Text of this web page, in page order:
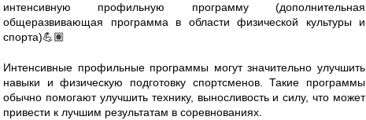
интенсивную профильную программу (дополнительная
общеразвивающая программа в области физической культуры и
спорта)💪🏽
Интенсивные профильные программы могут значительно улучшить
навыки и физическую подготовку спортсменов. Такие программы
обычно помогают улучшить технику, выносливость и силу, что может
привести к лучшим результатам в соревнованиях.